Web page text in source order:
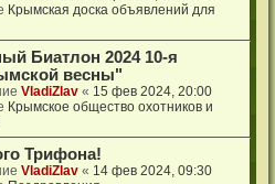
Крымская доска объявлений для
Биатлон 2024 10-я
весны"
VladiZlav « 15 фев 2024, 20:00
Крымское общество охотников и
Трифона!
VladiZlav « 14 фев 2024, 09:30